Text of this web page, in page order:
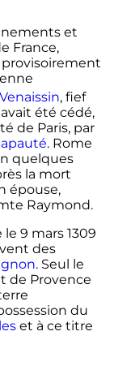
et
France,
provisoirement
, fief
été cédé,
de Paris, par
. Rome
quelques
la mort
épouse,
Raymond.
le 9 mars 1309
des
. Seul le
de Provence
du
et à ce titre